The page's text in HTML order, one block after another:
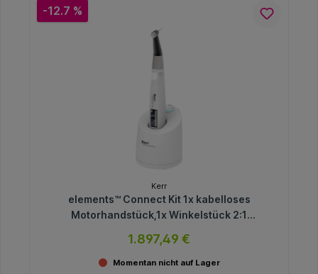
-12.7 %
Kerr
elements™ Connect Kit 1x kabelloses
Motorhandstück,1x Winkelstück 2:1
1.897,49 €
Momentan nicht auf Lager